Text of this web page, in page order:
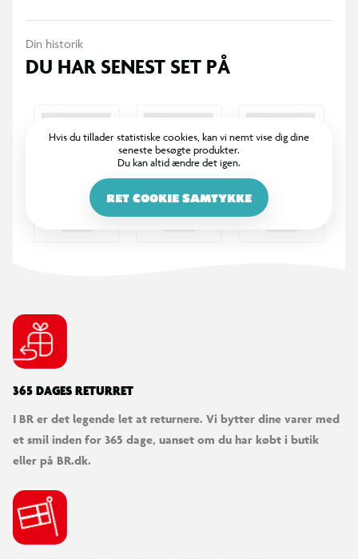
Din historik
DU HAR SENEST SET PÅ
Hvis du tillader statistiske cookies, kan vi nemt vise dig dine
seneste besøgte produkter.
Du kan altid ændre det igen.
RET COOKIE SAMTYKKE
365 DAGES RETURRET
I BR er det legende let at returnere. Vi bytter dine varer med
et smil inden for 365 dage, uanset om du har købt i butik
eller på BR.dk.